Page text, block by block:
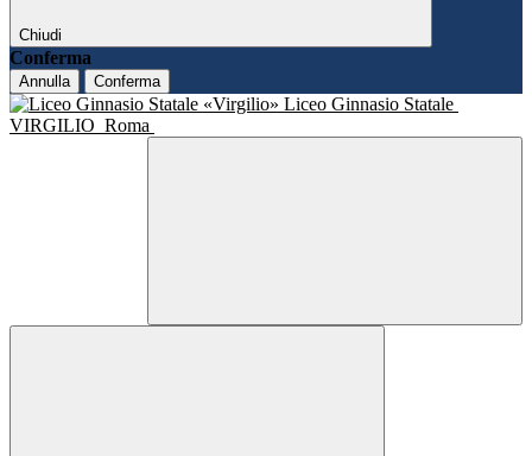
Chiudi
Conferma
Annulla Conferma
Liceo Ginnasio Statale
VIRGILIO Roma